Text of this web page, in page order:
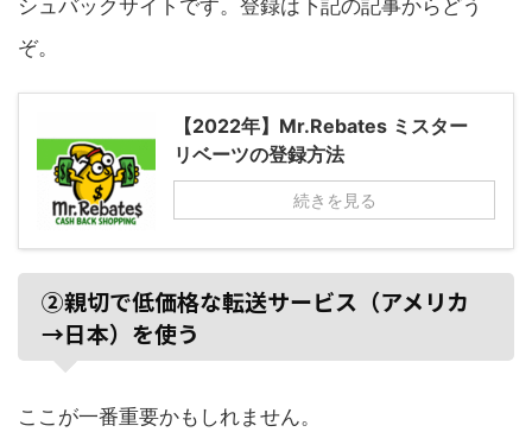
シュバックサイトです。登録は下記の記事からどう
ぞ。
【2022年】Mr.Rebates ミスター
リベーツの登録方法
続きを見る
②親切で低価格な転送サービス（アメリカ
→日本）を使う
ここが一番重要かもしれません。